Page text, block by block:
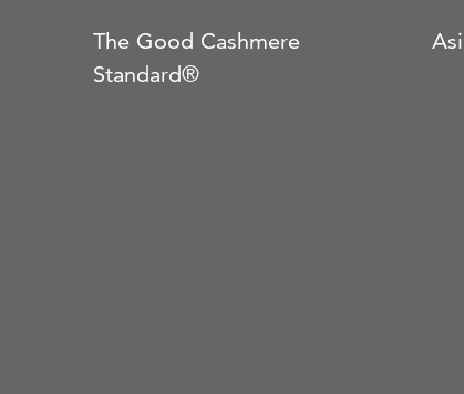
The Good Cashmere
Standard®